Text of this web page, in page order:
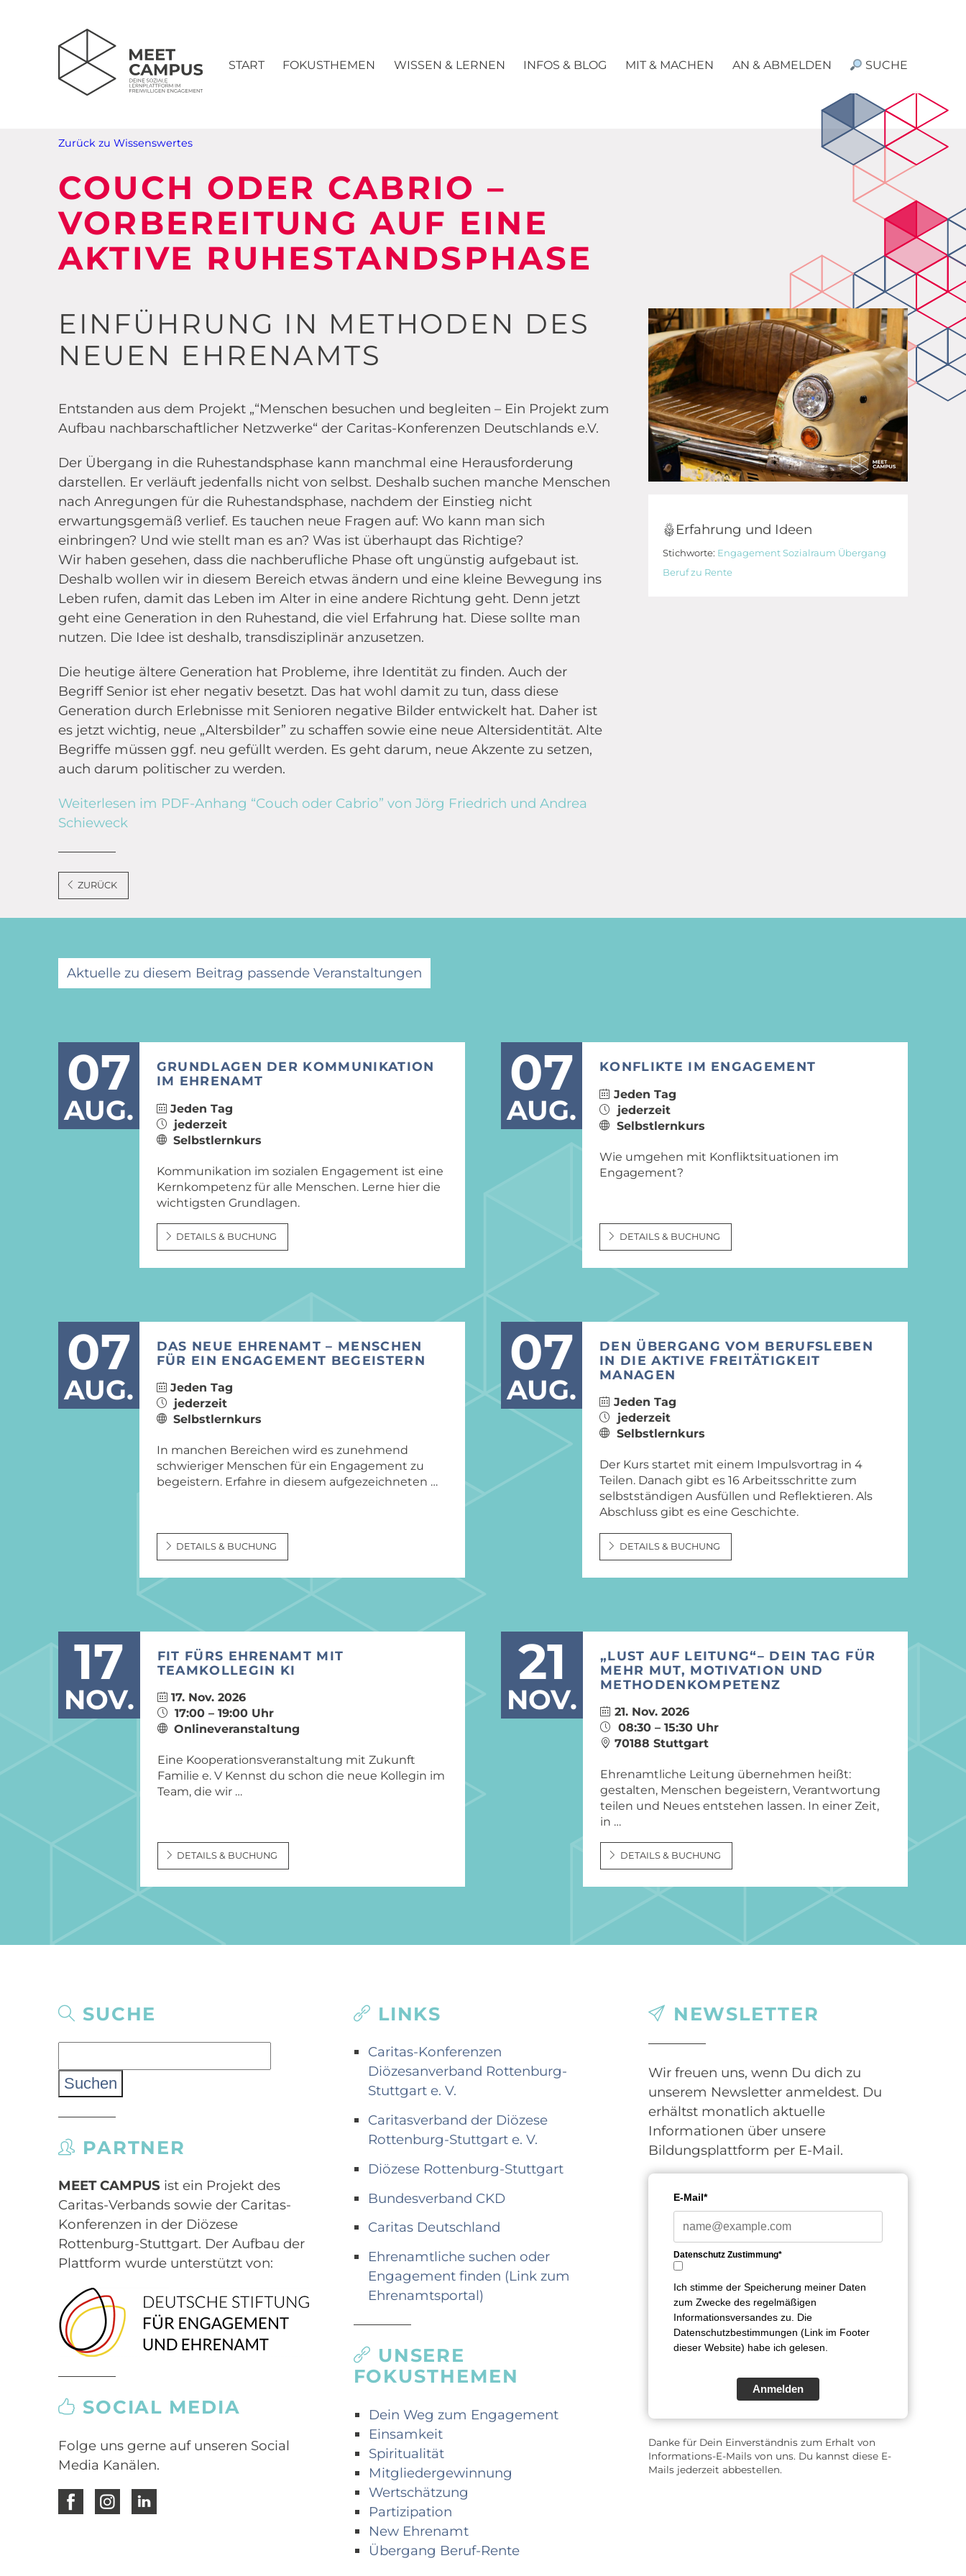
START FOKUSTHEMEN WISSEN & LERNEN INFOS & BLOG MIT & MACHEN AN & ABMELDEN SUCHE
Zurück zu Wissenswertes
COUCH ODER CABRIO –
VORBEREITUNG AUF EINE
AKTIVE RUHESTANDSPHASE
EINFÜHRUNG IN METHODEN DES
NEUEN EHRENAMTS
Entstanden aus dem Projekt „“Menschen besuchen und begleiten – Ein Projekt zum
Aufbau nachbarschaftlicher Netzwerke“ der Caritas-Konferenzen Deutschlands e.V.
Der Übergang in die Ruhestandsphase kann manchmal eine Herausforderung
darstellen. Er verläuft jedenfalls nicht von selbst. Deshalb suchen manche Menschen
nach Anregungen für die Ruhestandsphase, nachdem der Einstieg nicht
erwartungsgemäß verlief. Es tauchen neue Fragen auf: Wo kann man sich
einbringen? Und wie stellt man es an? Was ist überhaupt das Richtige?
Wir haben gesehen, dass die nachberufliche Phase oft ungünstig aufgebaut ist.
Deshalb wollen wir in diesem Bereich etwas ändern und eine kleine Bewegung ins
Leben rufen, damit das Leben im Alter in eine andere Richtung geht. Denn jetzt
geht eine Generation in den Ruhestand, die viel Erfahrung hat. Diese sollte man
nutzen. Die Idee ist deshalb, transdisziplinär anzusetzen.
Die heutige ältere Generation hat Probleme, ihre Identität zu finden. Auch der
Begriff Senior ist eher negativ besetzt. Das hat wohl damit zu tun, dass diese
Generation durch Erlebnisse mit Senioren negative Bilder entwickelt hat. Daher ist
es jetzt wichtig, neue „Altersbilder” zu schaffen sowie eine neue Altersidentität. Alte
Begriffe müssen ggf. neu gefüllt werden. Es geht darum, neue Akzente zu setzen,
auch darum politischer zu werden.
Weiterlesen im PDF-Anhang “Couch oder Cabrio” von Jörg Friedrich und Andrea
Schieweck
ZURÜCK
Erfahrung und Ideen
Stichworte: Engagement Sozialraum Übergang
Beruf zu Rente
Aktuelle zu diesem Beitrag passende Veranstaltungen
07
AUG.
GRUNDLAGEN DER KOMMUNIKATION
IM EHRENAMT
Jeden Tag
jederzeit
Selbstlernkurs
Kommunikation im sozialen Engagement ist eine
Kernkompetenz für alle Menschen. Lerne hier die
wichtigsten Grundlagen.
DETAILS & BUCHUNG
07
AUG.
KONFLIKTE IM ENGAGEMENT
Jeden Tag
jederzeit
Selbstlernkurs
Wie umgehen mit Konfliktsituationen im
Engagement?
DETAILS & BUCHUNG
07
AUG.
DAS NEUE EHRENAMT – MENSCHEN
FÜR EIN ENGAGEMENT BEGEISTERN
Jeden Tag
jederzeit
Selbstlernkurs
In manchen Bereichen wird es zunehmend
schwieriger Menschen für ein Engagement zu
begeistern. Erfahre in diesem aufgezeichneten …
DETAILS & BUCHUNG
07
AUG.
DEN ÜBERGANG VOM BERUFSLEBEN
IN DIE AKTIVE FREITÄTIGKEIT
MANAGEN​
Jeden Tag
jederzeit
Selbstlernkurs
Der Kurs startet mit einem Impulsvortrag in 4
Teilen. Danach gibt es 16 Arbeitsschritte zum
selbstständigen Ausfüllen und Reflektieren. Als
Abschluss gibt es eine Geschichte.
DETAILS & BUCHUNG
17
NOV.
FIT FÜRS EHRENAMT MIT
TEAMKOLLEGIN KI
17. Nov. 2026
17:00 – 19:00 Uhr
Onlineveranstaltung
Eine Kooperationsveranstaltung mit Zukunft
Familie e. V Kennst du schon die neue Kollegin im
Team, die wir …
DETAILS & BUCHUNG
21
NOV.
„LUST AUF LEITUNG“– DEIN TAG FÜR
MEHR MUT, MOTIVATION UND
METHODENKOMPETENZ
21. Nov. 2026
08:30 – 15:30 Uhr
70188 Stuttgart
Ehrenamtliche Leitung übernehmen heißt:
gestalten, Menschen begeistern, Verantwortung
teilen und Neues entstehen lassen. In einer Zeit,
in …
DETAILS & BUCHUNG
SUCHE
nach:
PARTNER
MEET CAMPUSist ein Projekt des
Caritas-Verbands sowie der Caritas-
Konferenzen in der Diözese
Rottenburg-Stuttgart. Der Aufbau der
Plattform wurde unterstützt von:
SOCIAL MEDIA
Folge uns gerne auf unseren Social
Media Kanälen.
LINKS
Caritas-Konferenzen
Diözesanverband Rottenburg-
Stuttgart e. V.
Caritasverband der Diözese
Rottenburg-Stuttgart e. V.
Diözese Rottenburg-Stuttgart
Bundesverband CKD
Caritas Deutschland
Ehrenamtliche suchen oder
Engagement finden (Link zum
Ehrenamtsportal)
UNSERE
FOKUSTHEMEN
Dein Weg zum Engagement
Einsamkeit
Spiritualität
Mitgliedergewinnung
Wertschätzung
Partizipation
New Ehrenamt
Übergang Beruf-Rente
NEWSLETTER
Wir freuen uns, wenn Du dich zu
unserem Newsletter anmeldest. Du
erhältst monatlich aktuelle
Informationen über unsere
Bildungsplattform per E-Mail.
E-Mail*
Datenschutz Zustimmung*
Ich stimme der Speicherung meiner Daten
zum Zwecke des regelmäßigen
Informationsversandes zu. Die
Datenschutzbestimmungen (Link im Footer
dieser Website) habe ich gelesen.
Anmelden
Danke für Dein Einverständnis zum Erhalt von
Informations-E-Mails von uns. Du kannst diese E-
Mails jederzeit abbestellen.